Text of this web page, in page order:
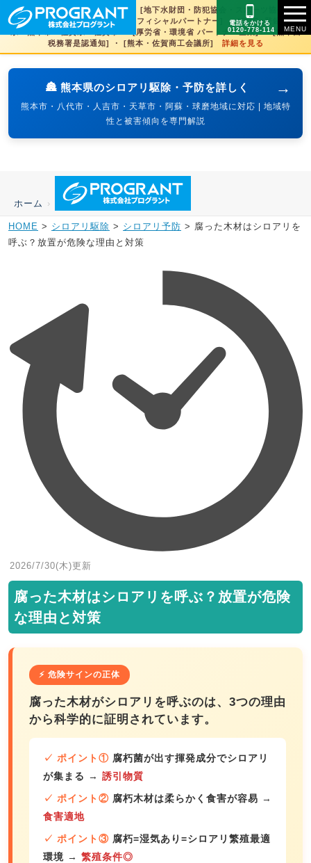
[文化財虫菌害研究所 賛助会員] ・ [地下水財団・防犯協会・スポーツ協会×3県
賛助] ・ [火の国サラマンダーズオフィシャルパートナー] ・ [SDGs登録] 熊本
県・熊本市・佐賀県・佐賀市 ・ [厚労省・環境省 パートナー企業] ・ [熊本西
税務署是認通知] ・ [熊本・佐賀商工会議所] 詳細を見る
→
🏯 熊本県のシロアリ駆除・予防を詳しく
熊本市・八代市・人吉市・天草市・阿蘇・球磨地域に対応 | 地域特
性と被害傾向を専門解説
電話をかける
0120-778-114
ホーム ›
HOME > シロアリ駆除 > シロアリ予防 > 腐った木材はシロアリを
呼ぶ？放置が危険な理由と対策
2026/7/30(木)更新
腐った木材はシロアリを呼ぶ？放置が危険
な理由と対策
⚡ 危険サインの正体
腐った木材がシロアリを呼ぶのは、3つの理由
から科学的に証明されています。
✓ ポイント① 腐朽菌が出す揮発成分でシロアリ
が集まる → 誘引物質
✓ ポイント② 腐朽木材は柔らかく食害が容易 →
食害適地
✓ ポイント③ 腐朽=湿気あり=シロアリ繁殖最適
環境 → 繁殖条件◎